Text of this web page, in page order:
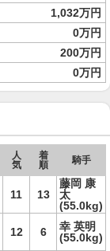
1,032万円
0万円
200万円
0万円
人
気
着
順
騎手
11 13
藤岡 康
太
(55.0kg)
12 6
幸 英明
(55.0kg)